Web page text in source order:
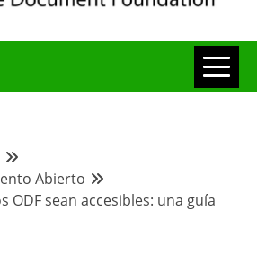
DE LA
Abierto
ODF sean accesibles: una guía